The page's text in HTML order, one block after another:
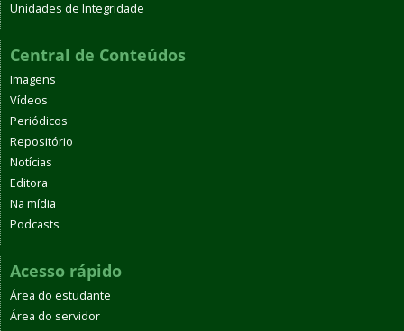
Unidades de Integridade
Central de Conteúdos
Imagens
Vídeos
Periódicos
Repositório
Notícias
Editora
Na mídia
Podcasts
Acesso rápido
Área do estudante
Área do servidor